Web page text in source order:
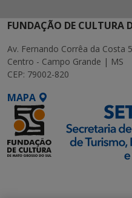
FUNDAÇÃO DE CULTURA
Av. Fernando Corrêa da Costa
Centro - Campo Grande | MS
CEP: 79002-820
MAPA